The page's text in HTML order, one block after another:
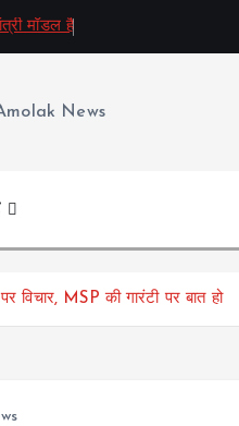
मॉडल है
MSP की गारंटी पर बात हो